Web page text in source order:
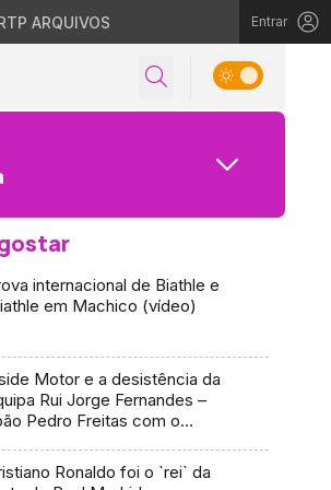
ARQUIVOS Entrar
internacional de Biathle e
em Machico (vídeo)
Motor e a desistência da
Rui Jorge Fernandes –
Pedro Freitas com o
Ronaldo foi o `rei` da